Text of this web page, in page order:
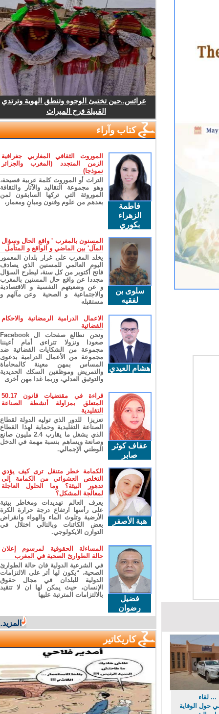
لقاء
الوقاية
عرائس..حين تختبئ الوجوه وتنطق الهوية وترتدي
القبيلة فرح الميراث
كتاب وآراء
فاطمة
الزهراء
بكوري
الموروث الثقافي المغاربي جغرافية
الزمن المتجدد (المغرب والجزائر
نموذجا)
التراث أو الموروث كلمة عربية فصيحة،
وهو مجموعة التقاليد والآثار والثقافة
الموروثة التي تركها السابقون لمن
بعدهم من علوم وفنون ومبانٍ ومعمار،
سلوى بن
لفقيه
المسنون بالمغرب ' واقع الحال وسؤال
المآل' بين الماضي و الواقع و المتأمل
يخلد المغرب على غرار بلدان المعمور
اليوم العالمي للمسنين الذي يصادف
فاتح أكتوبر من كل سنة، ليطرح السؤال
مجددا عن واقع حال المسنين بالمغرب
و عن وضعيتهم النفسية و الاقتصادية
والاجتماعية و الصحية وعن مآلهم و
مستقبله
هشام العيدي
الاعمال الدرامية الرمضانية والاحكام
القضائية
ونحن نطالع صفحات ال Facebook
صعودا ونزولا تتراءى أمام أعيننا
مجموعة من الشكايات القضائية ضد
مجموعة من الأعمال الدرامية بدعوى
المساس بمهن معينة كالمحاماة
والتمريض وموظفين السكك الحديدية
والتوثيق العدلي، وربما غدا مهن أخرى
عفاف كوثر
صابر
قراءة في مقتضيات قانون 50.17
المتعلق بمزاولة أنشطة الصناعة
التقليدية
تعزيزا للدور الذي توليه الدولة لقطاع
الصناعة التقليدية وحماية لهذا القطاع
الذي يشغل ما يقارب 2.4 مليون صانع
وصانعة ويساهم بنسبة مهمة في الدخل
الوطني الإجمالي.
هبة الأصفر
الكمامة خطر متنقل ترى كيف يؤدي
التخلص العشوائي من الكمامة إلى
تدهور البيئة؟ وما الحلول العاجلة
لمعالجة المشكل؟
يعرف العالم تهديدات ومخاطر بيئية
على رأسها ارتفاع درجة حرارة الكرة
الأرضية وتلوث الماء والهواء وانقراض
بعض الكائنات وبالتالي اختلال في
التوازن الايكولوجي.
فضيل
رضوان
المساءلة الحقوقية لمرسوم إعلان
حالة الطوارئ الصحية في المغرب
في الشرعية الدولية فان حالة الطوارئ
الصحية، “يكون لها أثر على الالتزامات
الدولية للبلدان في مجال حقوق
الإنسان، حيث يمكن لها ان لا تتقيد
بالالتزامات المترتبة عليها
المزيد...
كاريكاتير